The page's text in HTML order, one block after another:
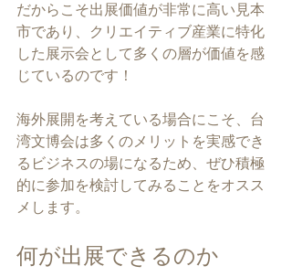
だからこそ出展価値が非常に高い見本
市であり、クリエイティブ産業に特化
した展示会として多くの層が価値を感
じているのです！
海外展開を考えている場合にこそ、台
湾文博会は多くのメリットを実感でき
るビジネスの場になるため、ぜひ積極
的に参加を検討してみることをオスス
メします。
何が出展できるのか